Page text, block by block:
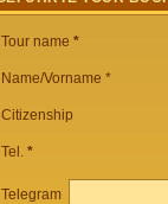
Tour name *
Name/Vorname *
Citizenship
Tel. *
Telegram